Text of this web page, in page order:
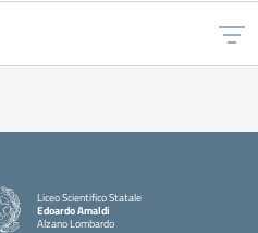
Liceo Scientifico Statale
Edoardo Amaldi
Alzano Lombardo